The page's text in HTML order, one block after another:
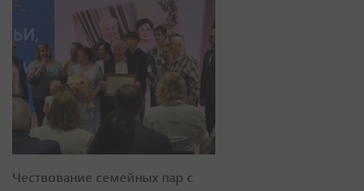
Чествование семейных пар с